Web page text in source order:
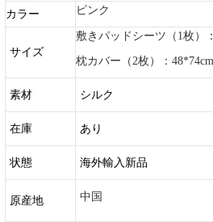
カラー ピンク
サイズ
敷きパッドシーツ（1枚）
枕カバー（2枚）：48*74cm
素材 シルク
在庫 あり
状態 海外輸入新品
原産地 中国